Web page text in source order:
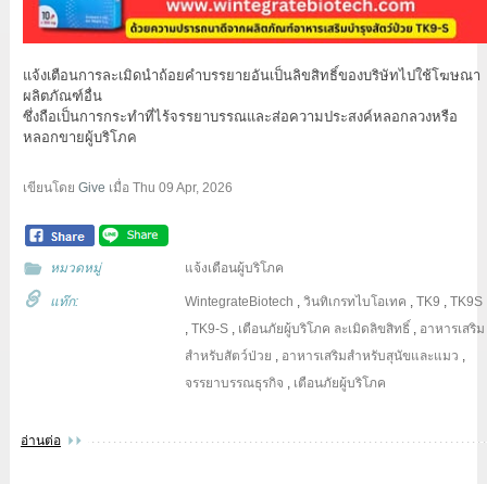
แจ้งเตือนการละเมิดนำถ้อยคำบรรยายอันเป็นลิขสิทธิ์ของบริษัทไปใช้โฆษณา
ผลิตภัณฑ์อื่น
ซึ่งถือเป็นการกระทำที่ไร้จรรยาบรรณและส่อความประสงค์หลอกลวงหรือ
หลอกขายผู้บริโภค
เขียนโดย Give เมื่อ Thu 09 Apr, 2026
หมวดหมู่ แจ้งเตือนผู้บริโภค
แท๊ก: WintegrateBiotech ,วินทิเกรทไบโอเทค ,TK9 ,TK9S
,TK9-S เตือนภัยผู้บริโภค ละเมิดลิขสิทธิ์
อาหารเสริม
สำหรับสัตว์ป่วย
อาหารเสริมสำหรับสุนัขและแมว
จรรยาบรรณธุรกิจ
เตือนภัยผู้บริโภค
อ่านต่อ